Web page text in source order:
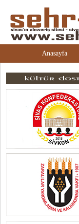
Anasayfa